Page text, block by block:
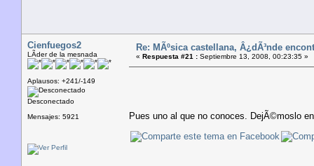
Cienfuegos2
LÃ­der de la mesnada
Aplausos: +241/-149
Desconectado
Mensajes: 5921
Re: MÃºsica castellana, Â¿dÃ³nde
« Respuesta #21 : Septiembre 13, 2008, 00:23:35 »
Pues uno al que no conoces. DejÃ©moslo